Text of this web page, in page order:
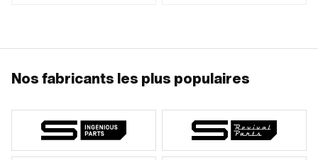
Nos fabricants les plus populaires